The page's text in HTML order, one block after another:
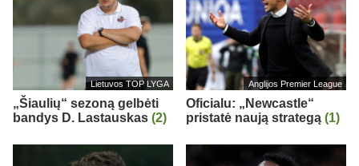
Lietuvos TOP LYGA
„Šiaulių“ sezoną gelbėti
bandys D. Lastauskas (2)
Anglijos Premier League
Oficialu: „Newcastle“
pristatė naują strategą (1)